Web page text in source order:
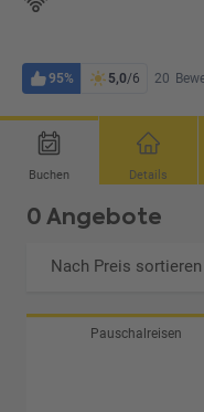
95% 5,0/6 20
Buchen Details
0 Angebote
Nach Preis
Pauschalreisen